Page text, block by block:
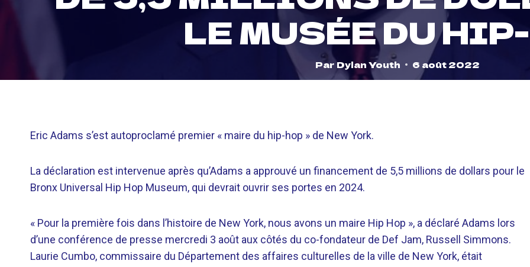
LE MUSÉE DU
ParDylan Youth 6 août 2022
Eric Adams s’est autoproclamé premier « maire du hip-hop » de New York.
La déclaration est intervenue après qu’Adams a approuvé un financement de 5,5 millions de dollars pour le
Bronx Universal Hip Hop Museum, qui devrait ouvrir ses portes en 2024.
« Pour la première fois dans l’histoire de New York, nous avons un maire Hip Hop », a déclaré Adams lors
d’une conférence de presse mercredi 3 août aux côtés du co-fondateur de Def Jam, Russell Simmons.
Laurie Cumbo, commissaire du Département des affaires culturelles de la ville de New York, était